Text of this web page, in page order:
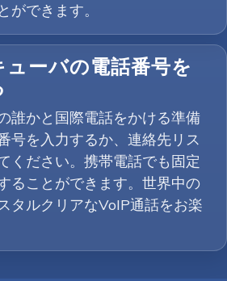
ができます。
ーバの電話番号を
誰かと国際電話をかける準備
号を入力するか、連絡先リス
ください。携帯電話でも固定
ることができます。世界中の
タルクリアなVoIP通話をお楽